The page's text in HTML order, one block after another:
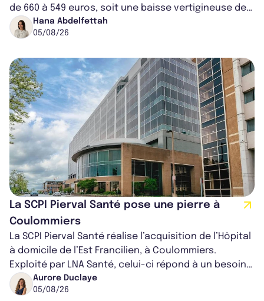
de 660 à 549 euros, soit une baisse vertigineuse de
16,82%. Cette nouvell...
Hana Abdelfettah
05/08/26
La SCPI Pierval Santé pose une pierre à
Coulommiers
La SCPI Pierval Santé réalise l’acquisition de l’Hôpital
à domicile de l’Est Francilien, à Coulommiers.
Exploité par LNA Santé, celui-ci répond à un besoin
médical croissant, qui s...
Aurore Duclaye
05/08/26